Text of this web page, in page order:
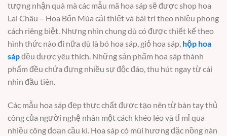
tượng nhận quà mà các mẫu mã hoa sáp sẽ được shop hoa
Lai Châu – Hoa Bốn Mùa cải thiết và bài trí theo nhiều phong
cách riêng biệt. Nhưng nhìn chung dù có được thiết kế theo
hình thức nào đi nữa dù là bó hoa sáp, giỏ hoa sáp, hộp hoa
sápđều được yêu thích. Những sản phẩm hoa sáp thành
phẩm đều chứa đựng nhiều sự độc đáo, thu hút ngay từ cái
nhìn đầu tiên.
Các mẫu hoa sáp đẹp thực chất được tạo nên từ bàn tay thủ
công của người nghệ nhân một cách khéo léo và tỉ mỉ qua
nhiều công đoạn cầu kì. Hoa sáp có mùi hương đặc nồng nàn